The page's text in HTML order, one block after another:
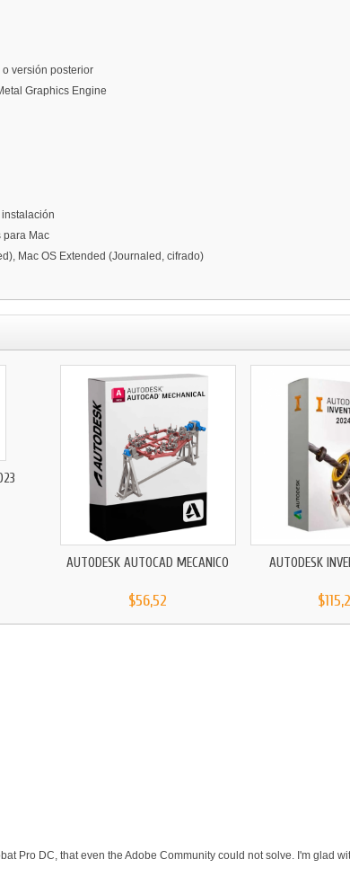
versión posterior
Graphics Engine
para Mac
Mac OS Extended (Journaled, cifrado)
AUTODESK AUTOCAD MECÁNICO
$56,52
AUTODESK
Pro DC, that even the Adobe Community could not solve. I'm glad